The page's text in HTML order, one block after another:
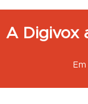
A Digivox